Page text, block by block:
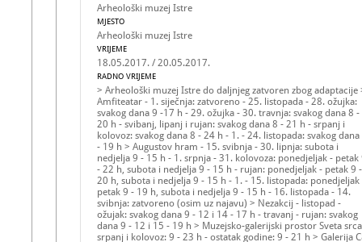
Arheološki muzej Istre
MJESTO
Arheološki muzej Istre
VRIJEME
18.05.2017. / 20.05.2017.
RADNO VRIJEME
> Arheološki muzej Istre do daljnjeg zatvoren zbog adaptacije
Amfiteatar - 1. siječnja: zatvoreno - 25. listopada - 28. ožujka:
svakog dana 9 -17 h - 29. ožujka - 30. travnja: svakog dana 8 -
20 h - svibanj, lipanj i rujan: svakog dana 8 - 21 h - srpanj i
kolovoz: svakog dana 8 - 24 h - 1. - 24. listopada: svakog dana
- 19 h > Augustov hram - 15. svibnja - 30. lipnja: subota i
nedjelja 9 - 15 h - 1. srpnja - 31. kolovoza: ponedjeljak - petak
- 22 h, subota i nedjelja 9 - 15 h - rujan: ponedjeljak - petak 9 -
20 h, subota i nedjelja 9 - 15 h - 1. - 15. listopada: ponedjeljak
petak 9 - 19 h, subota i nedjelja 9 - 15 h - 16. listopada - 14.
svibnja: zatvoreno (osim uz najavu) > Nezakcij - listopad -
ožujak: svakog dana 9 - 12 i 14 - 17 h - travanj - rujan: svakog
dana 9 - 12 i 15 - 19 h > Muzejsko-galerijski prostor Sveta
srpanj i kolovoz: 9 - 23 h - ostatak godine: 9 - 21 h > Galerija